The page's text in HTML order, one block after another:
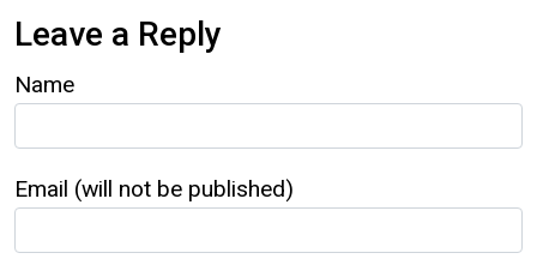
Leave a Reply
Name
Email (will not be published)